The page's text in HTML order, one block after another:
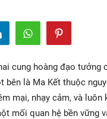
cung hoàng đạo
bên là Ma Kết thuộc
mại, nhạy cảm, và
mối quan hệ bền vững